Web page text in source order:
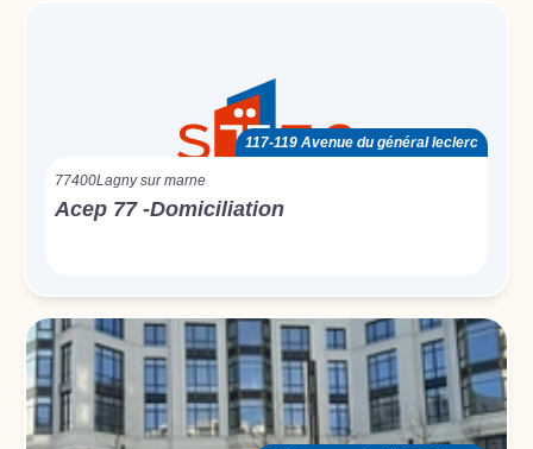
117-119 Avenue du général leclerc
77400Lagny sur marne
Acep 77 -Domiciliation